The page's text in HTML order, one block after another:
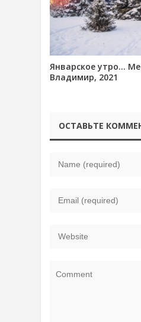
Январское утро…
Владимир, 2021
ОСТАВЬТЕ